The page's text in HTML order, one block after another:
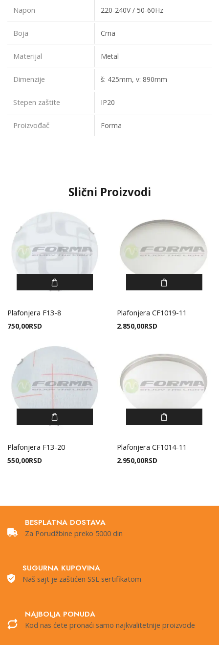
Napon 220-240V / 50-60Hz
Boja Crna
Materijal Metal
Dimenzije š: 425mm, v: 890mm
Stepen zaštite IP20
Proizvođač Forma
Slični Proizvodi
Plafonjera F13-8
750,00RSD
Plafonjera CF1019-11
2.850,00RSD
Plafonjera F13-20
550,00RSD
Plafonjera CF1014-11
2.950,00RSD
BESPLATNA DOSTAVA
Za Porudžbine preko 5000 din
SUGURNA KUPOVINA
Naš sajt je zaštićen SSL sertifikatom
NAJBOLJA PONUDA
Kod nas ćete pronaći samo najkvalitetnije proizvode